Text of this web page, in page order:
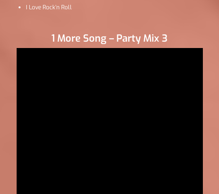
I Love Rock’n Roll
1 More Song – Party Mix 3